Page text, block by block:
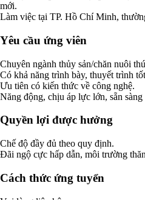
mới.
Làm việc tại TP. Hồ Chí Minh,
Yêu cầu ứng viên
Chuyên ngành thủy sản/chăn nuôi
Có khả năng trình bày, thuyết trình
Ưu tiên có kiến thức về công nghệ.
Năng động, chịu áp lực lớn, sẵn
Quyền lợi được hưởng
Chế độ đầy đủ theo quy định.
Đãi ngộ cực hấp dẫn, môi trường
Cách thức ứng tuyển